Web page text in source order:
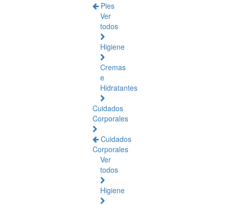
Pies
Ver
todos
Higiene
Cremas
e
Hidratantes
Cuidados
Corporales
Cuidados
Corporales
Ver
todos
Higiene